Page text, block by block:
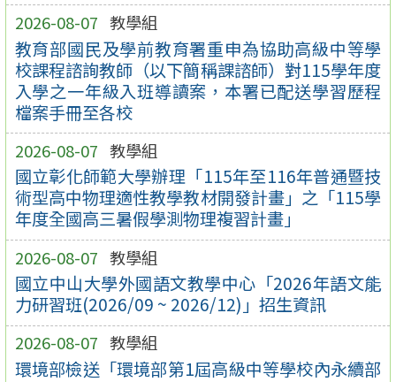
2026-08-07 教學組
教育部國民及學前教育署重申為協助高級中等學
校課程諮詢教師（以下簡稱課諮師）對115學年度
入學之一年級入班導讀案，本署已配送學習歷程
檔案手冊至各校
2026-08-07 教學組
國立彰化師範大學辦理「115年至116年普通暨技
術型高中物理適性教學教材開發計畫」之「115學
年度全國高三暑假學測物理複習計畫」
2026-08-07 教學組
國立中山大學外國語文教學中心「2026年語文能
力研習班(2026/09 ~ 2026/12)」招生資訊
2026-08-07 教學組
環境部檢送「環境部第1屆高級中等學校內永續部